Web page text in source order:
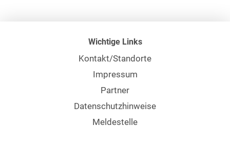
Wichtige Links
Kontakt/Standorte
Impressum
Partner
Datenschutzhinweise
Meldestelle